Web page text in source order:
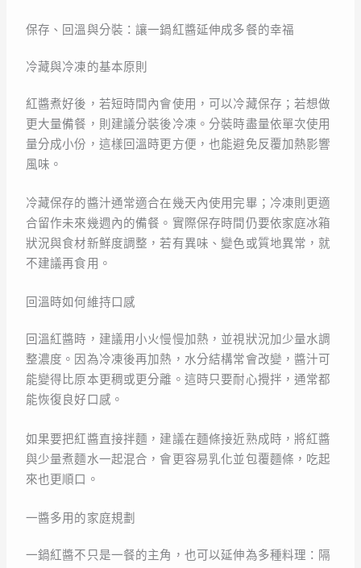
保存、回溫與分裝：讓一鍋紅醬延伸成多餐的幸福
冷藏與冷凍的基本原則
紅醬煮好後，若短時間內會使用，可以冷藏保存；若想做
更大量備餐，則建議分裝後冷凍。分裝時盡量依單次使用
量分成小份，這樣回溫時更方便，也能避免反覆加熱影響
風味。
冷藏保存的醬汁通常適合在幾天內使用完畢；冷凍則更適
合留作未來幾週內的備餐。實際保存時間仍要依家庭冰箱
狀況與食材新鮮度調整，若有異味、變色或質地異常，就
不建議再食用。
回溫時如何維持口感
回溫紅醬時，建議用小火慢慢加熱，並視狀況加少量水調
整濃度。因為冷凍後再加熱，水分結構常會改變，醬汁可
能變得比原本更稠或更分離。這時只要耐心攪拌，通常都
能恢復良好口感。
如果要把紅醬直接拌麵，建議在麵條接近熟成時，將紅醬
與少量煮麵水一起混合，會更容易乳化並包覆麵條，吃起
來也更順口。
一醬多用的家庭規劃
一鍋紅醬不只是一餐的主角，也可以延伸為多種料理：隔